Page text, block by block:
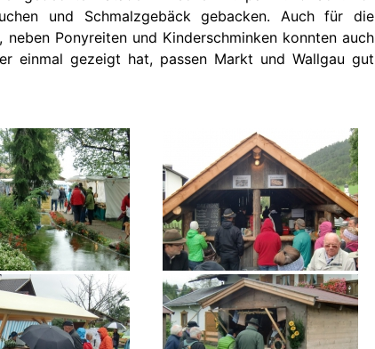
und Schmalzgebäck gebacken. Auch für die
Ponyreiten und Kinderschminken konnten auch
einmal gezeigt hat, passen Markt und Wallgau gut